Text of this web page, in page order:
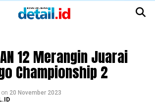
12 Merangin Juarai
Championship 2
on 20 November 2023